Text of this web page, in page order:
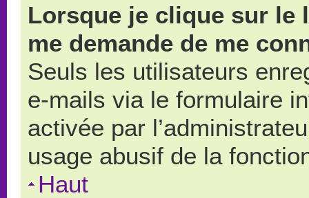
Lorsque je clique sur le
me demande de me
Seuls les utilisateurs
e-mails via le formulaire
activée par
usage abusif de la
Haut